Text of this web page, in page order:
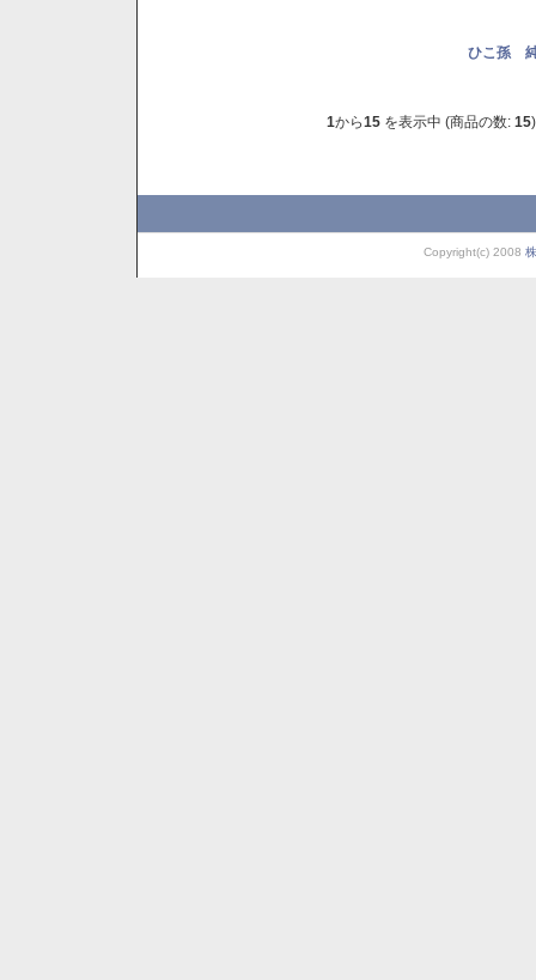
ひこ孫
1から15 を表示中 (商品の数: 15)
Copyright(c) 2008